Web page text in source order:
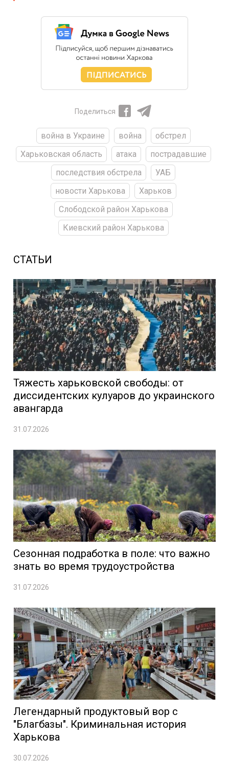
Поделиться
война в Украине война
обстрел
Харьковская область
атака
пострадавшие
последствия обстрела
УАБ
новости Харькова
Харьков
Слободской район Харькова
Киевский район Харькова
СТАТЬИ
Тяжесть харьковской свободы: от
диссидентских кулуаров до украинского
авангарда
31.07.2026
Сезонная подработка в поле: что важно
знать во время трудоустройства
31.07.2026
Легендарный продуктовый вор с
"Благбазы". Криминальная история
Харькова
30.07.2026